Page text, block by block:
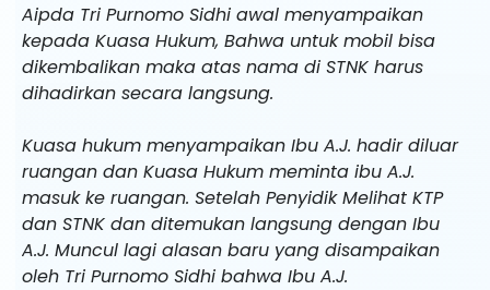
Aipda Tri Purnomo Sidhi awal menyampaikan
kepada Kuasa Hukum, Bahwa untuk mobil bisa
dikembalikan maka atas nama di STNK harus
dihadirkan secara langsung.
Kuasa hukum menyampaikan Ibu A.J. hadir diluar
ruangan dan Kuasa Hukum meminta ibu A.J.
masuk ke ruangan. Setelah Penyidik Melihat KTP
dan STNK dan ditemukan langsung dengan Ibu
A.J. Muncul lagi alasan baru yang disampaikan
oleh Tri Purnomo Sidhi bahwa Ibu A.J.